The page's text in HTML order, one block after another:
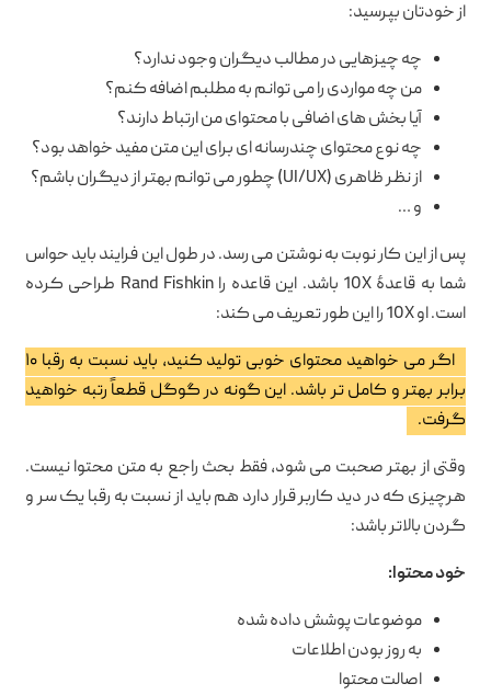
از خودتان بپرسید:
چه چیزهایی در مطالب دیگران وجود ندارد؟
من چه مواردی را می توانم به مطلبم اضافه کنم؟
آیا بخش های اضافی با محتوای من ارتباط دارند؟
چه نوع محتوای چندرسانه ای برای این متن مفید خواهد بود؟
از نظر ظاهری (UI/UX) چطور می توانم بهتر از دیگران باشم؟
و …
پس از این کار نوبت به نوشتن می رسد. در طول این فرایند باید حواس
شما به قاعدهٔ 10X باشد. این قاعده را Rand Fishkin طراحی کرده
است. او 10X را این طور تعریف می کند:
اگر می خواهید محتوای خوبی تولید کنید، باید نسبت به رقبا ۱۰
برابر بهتر و کامل تر باشد. این گونه در گوگل قطعاً رتبه خواهید
گرفت.
وقتی از بهتر صحبت می شود، فقط بحث راجع به متن محتوا نیست.
هرچیزی که در دید کاربر قرار دارد هم باید از نسبت به رقبا یک سر و
گردن بالاتر باشد:
خود محتوا:
موضوعات پوشش داده شده
به روز بودن اطلاعات
اصالت محتوا